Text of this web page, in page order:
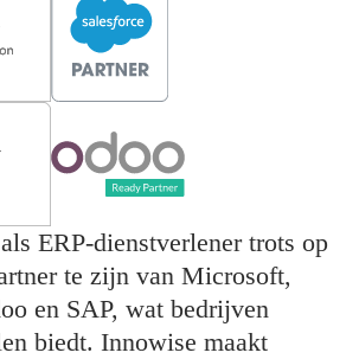
ERP-dienstverlener trots op
te zijn van Microsoft,
en SAP, wat bedrijven
biedt. Innowise maakt